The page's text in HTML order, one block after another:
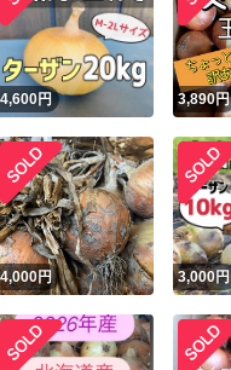
4,600円 3,890円
4,000円 3,000円